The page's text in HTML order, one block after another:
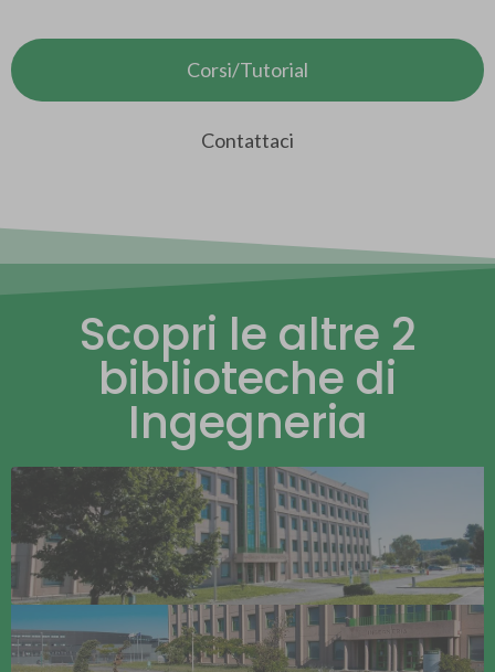
Corsi/Tutorial
Contattaci
Scopri le altre 2
biblioteche di
Ingegneria